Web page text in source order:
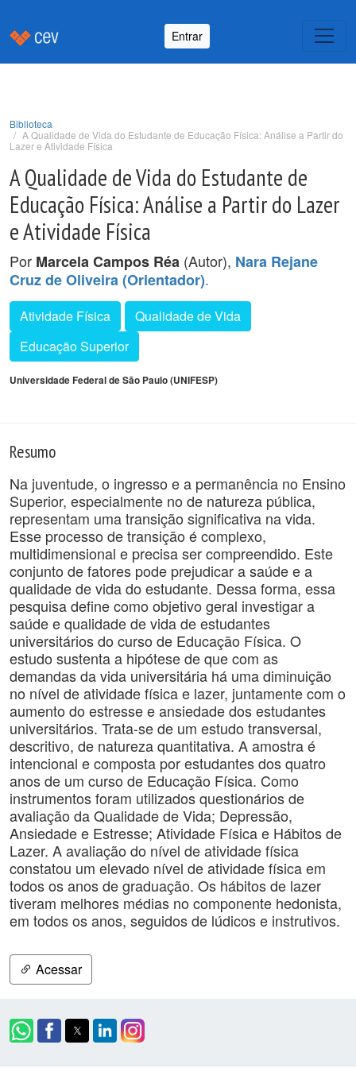
Entrar
Biblioteca
A Qualidade de Vida do Estudante de Educação Física: Análise a Partir do
Lazer e Atividade Física
A Qualidade de Vida do Estudante de
Educação Física: Análise a Partir do Lazer
e Atividade Física
Por Marcela Campos Réa (Autor), Nara Rejane
Cruz de Oliveira (Orientador).
Atividade Física
Qualidade de Vida
Educação Superior
Universidade Federal de São Paulo (UNIFESP)
Resumo
Na juventude, o ingresso e a permanência no Ensino
Superior, especialmente no de natureza pública,
representam uma transição significativa na vida.
Esse processo de transição é complexo,
multidimensional e precisa ser compreendido. Este
conjunto de fatores pode prejudicar a saúde e a
qualidade de vida do estudante. Dessa forma, essa
pesquisa define como objetivo geral investigar a
saúde e qualidade de vida de estudantes
universitários do curso de Educação Física. O
estudo sustenta a hipótese de que com as
demandas da vida universitária há uma diminuição
no nível de atividade física e lazer, juntamente com o
aumento do estresse e ansiedade dos estudantes
universitários. Trata-se de um estudo transversal,
descritivo, de natureza quantitativa. A amostra é
intencional e composta por estudantes dos quatro
anos de um curso de Educação Física. Como
instrumentos foram utilizados questionários de
avaliação da Qualidade de Vida; Depressão,
Ansiedade e Estresse; Atividade Física e Hábitos de
Lazer. A avaliação do nível de atividade física
constatou um elevado nível de atividade física em
todos os anos de graduação. Os hábitos de lazer
tiveram melhores médias no componente hedonista,
em todos os anos, seguidos de lúdicos e instrutivos.
Acessar